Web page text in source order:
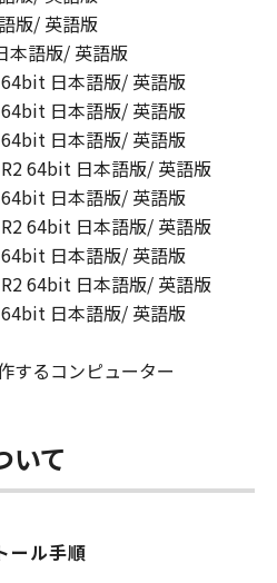
のライセンサー、キヤノ
関連会社、それらの販
いずれも、「本ソフト
用不能から生ずるいか
びその他の派生的また
これらに限定されない
。）について、適用法で
責任を負わないものと
ノン、キヤノンのライセ
社、キヤノンの関連会
店または販売店がかかる
らされていた場合でも
のライセンサー、キヤノ
関連会社、それらの販
ソフトウェア」の使用に
様と第三者との間に生
いても、一切責任を負わ
版/ 英語版
本語版/ 英語版
日本語版/ 英語版
日本語版/ 英語版
日本語版/ 英語版
64bit 日本語版/ 英語版
日本語版/ 英語版
64bit 日本語版/ 英語版
日本語版/ 英語版
64bit 日本語版/ 英語版
日本語版/ 英語版
するコンピューター
いて
ール手順